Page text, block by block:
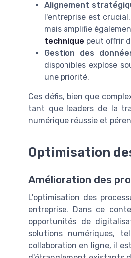
Alignement
l'entreprise est
mais amplifie
technique peut offrir
Gestion des
disponibles explose
une priorité.
Ces défis, bien que
tant que leaders de la
numérique réussie et
Optimisation
Amélioration des
L'optimisation des
entreprise. Dans ce
opportunités de
solutions numériques,
collaboration en ligne, il